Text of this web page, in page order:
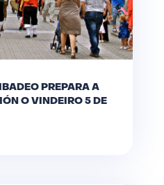
PREPARA A
O VINDEIRO 5 DE